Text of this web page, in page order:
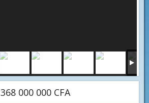
368 000 000 CFA